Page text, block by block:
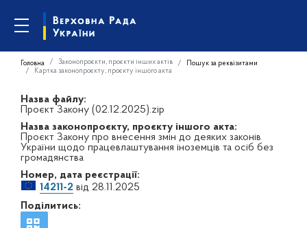
Головна Законопроєкти, проєкти інших актів
Пошук за реквізитами
Картка законопроєкту, проєкту іншого акта
Назва файлу:
Проєкт Закону (02.12.2025).zip
Назва законопроєкту, проєкту іншого акта:
Проєкт Закону про внесення змін до деяких законів
України щодо працевлаштування іноземців та осіб без
громадянства
Номер, дата реєстрації:
14211-2від 28.11.2025
Поділитись: